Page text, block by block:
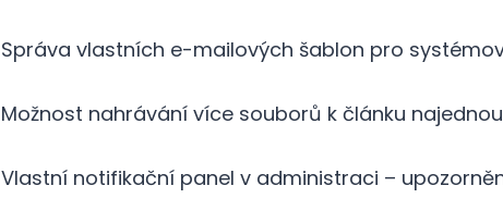
Správa vlastních e-mailových šablon pro
Možnost nahrávání více souborů k článku
Vlastní notifikační panel v administraci –